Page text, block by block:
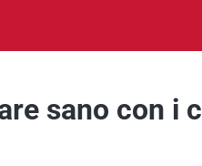
sano con i